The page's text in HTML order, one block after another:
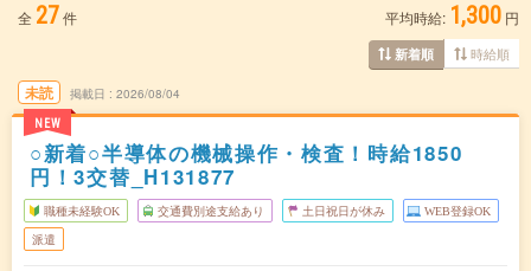
全 27件 平均時給: 1,300 円
新着順 時給順
未読
NEW
掲載日 2026/08/04
○新着○半導体の機械操作・検査！時給1850
円！3交替_H131877
職種未経験OK 交通費別途支給あり 土日祝日が休み WEB登録OK
派遣